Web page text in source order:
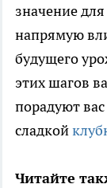
значение
напрямую
будущего
этих шагов
порадуют
сладкой
Читайте